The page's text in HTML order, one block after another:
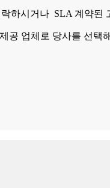
하시거나 SLA 계약
공 업체로 당사를 선택